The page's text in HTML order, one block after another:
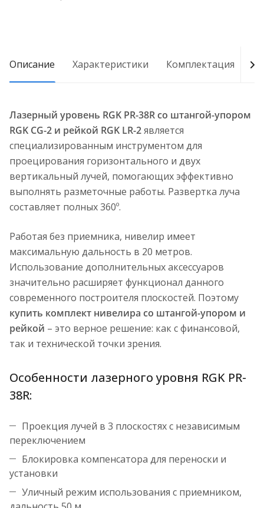
Описание Характеристики Комплектация
Лазерный уровень RGK PR-38R со штангой-упором
RGK CG-2 и рейкой RGK LR-2является
специализированным инструментом для
проецирования горизонтального и двух
вертикальный лучей, помогающих эффективно
выполнять разметочные работы. Развертка луча
составляет полных 360º.
Работая без приемника, нивелир имеет
максимальную дальность в 20 метров.
Использование дополнительных аксессуаров
значительно расширяет функционал данного
современного построителя плоскостей. Поэтому
купить комплект нивелира со штангой-упором и
рейкой – это верное решение: как с финансовой,
так и технической точки зрения.
Особенности лазерного уровня RGK PR-
38R:
Проекция лучей в 3 плоскостях с независимым
переключением
Блокировка компенсатора для переноски и
установки
Уличный режим использования с приемником,